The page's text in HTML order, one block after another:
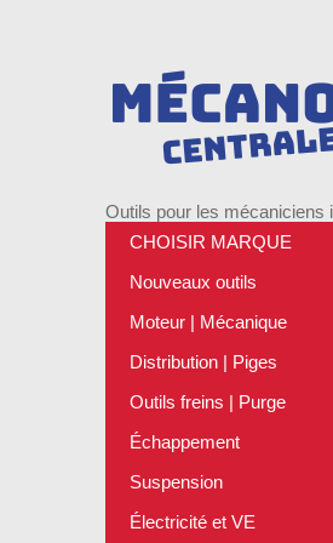
Outils pour les mécaniciens
CHOISIR MARQUE
Nouveaux outils
Moteur | Mécanique
Distribution | Piges
Outils freins | Purge
Échappement
Suspension
Électricité et VE